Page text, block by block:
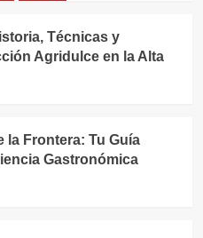
Técnicas y
Agridulce en la Alta
la Frontera: Tu Guía
Gastronómica